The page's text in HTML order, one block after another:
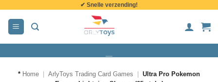
inhoud
✔ Snelle verzending!
* Home ArlyToys Trading Card Games
Ultra Pro Pokemon